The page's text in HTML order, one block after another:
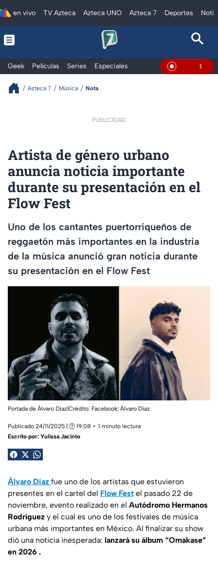
en vivo TV Azteca Azteca UNO Azteca 7 Deportes
Geek Películas Series Especiales En Vivo
Azteca 7 Música Nota
PUBLICIDAD
Artista de género urbano
anuncia noticia importante
durante su presentación en el
Flow Fest
Uno de los cantantes puertorriqueños de
reggaetón más importantes en la industria
de la música anunció gran noticia durante
su presentación en el Flow Fest
Portada de Álvaro Díaz|Crédito: Facebook: Álvaro Díaz
Publicado 24/11/2025 | 🕑 19:08
1 minuto lectura
Escrito por: Yulissa Jacinto
Álvaro Diaz fue uno de los artistas que estuvieron
presentes en el cartel del Flow Fest el pasado 22 de
noviembre, evento realizado en el Autódromo Hermanos
Rodríguez y el cual es uno de los festivales de música
urbana más importantes en México. Al finalizar su show
dió una noticia inesperada: lanzará su álbum “Omakase”
en 2026 .